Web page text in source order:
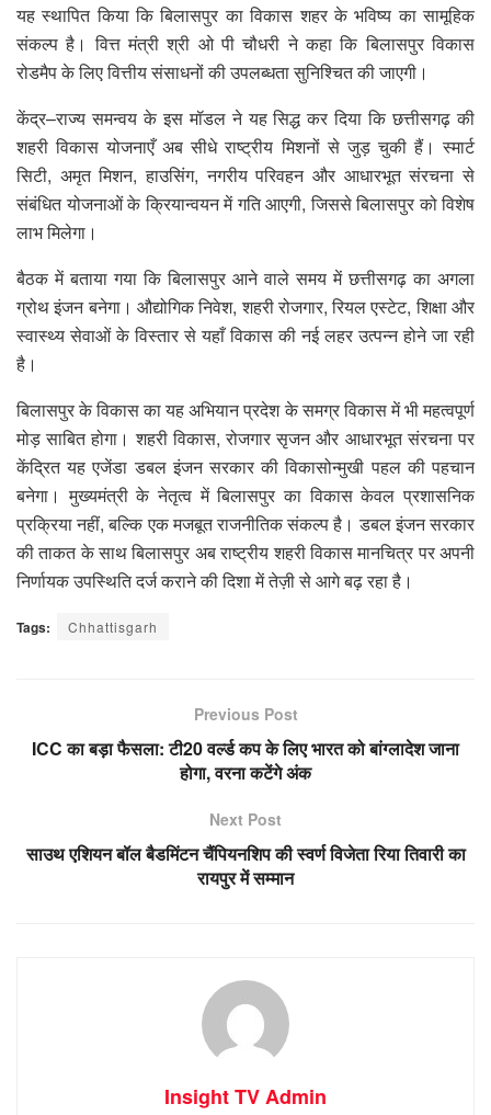
यह स्थापित किया कि बिलासपुर का विकास शहर के भविष्य का सामूहिक
संकल्प है। वित्त मंत्री श्री ओ पी चौधरी ने कहा कि बिलासपुर विकास
रोडमैप के लिए वित्तीय संसाधनों की उपलब्धता सुनिश्चित की जाएगी।
केंद्र–राज्य समन्वय के इस मॉडल ने यह सिद्ध कर दिया कि छत्तीसगढ़ की
शहरी विकास योजनाएँ अब सीधे राष्ट्रीय मिशनों से जुड़ चुकी हैं। स्मार्ट
सिटी, अमृत मिशन, हाउसिंग, नगरीय परिवहन और आधारभूत संरचना से
संबंधित योजनाओं के क्रियान्वयन में गति आएगी, जिससे बिलासपुर को विशेष
लाभ मिलेगा।
बैठक में बताया गया कि बिलासपुर आने वाले समय में छत्तीसगढ़ का अगला
ग्रोथ इंजन बनेगा। औद्योगिक निवेश, शहरी रोजगार, रियल एस्टेट, शिक्षा और
स्वास्थ्य सेवाओं के विस्तार से यहाँ विकास की नई लहर उत्पन्न होने जा रही
है।
बिलासपुर के विकास का यह अभियान प्रदेश के समग्र विकास में भी महत्वपूर्ण
मोड़ साबित होगा। शहरी विकास, रोजगार सृजन और आधारभूत संरचना पर
केंद्रित यह एजेंडा डबल इंजन सरकार की विकासोन्मुखी पहल की पहचान
बनेगा। मुख्यमंत्री के नेतृत्व में बिलासपुर का विकास केवल प्रशासनिक
प्रक्रिया नहीं, बल्कि एक मजबूत राजनीतिक संकल्प है। डबल इंजन सरकार
की ताकत के साथ बिलासपुर अब राष्ट्रीय शहरी विकास मानचित्र पर अपनी
निर्णायक उपस्थिति दर्ज कराने की दिशा में तेज़ी से आगे बढ़ रहा है।
Tags: Chhattisgarh
Previous Post
ICC का बड़ा फैसला: टी20 वर्ल्ड कप के लिए भारत को बांग्लादेश जाना
होगा, वरना कटेंगे अंक
Next Post
साउथ एशियन बॉल बैडमिंटन चैंपियनशिप की स्वर्ण विजेता रिया तिवारी का
रायपुर में सम्मान
Insight TV Admin